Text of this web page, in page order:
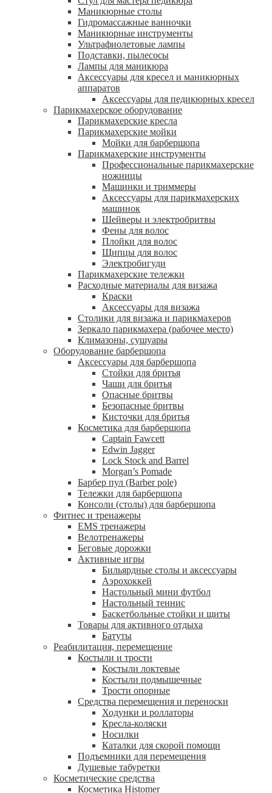
Маникюрные столы
Гидромассажные ванночки
Маникюрные инструменты
Ультрафиолетовые лампы
Подставки, пылесосы
Лампы для маникюра
Аксессуары для кресел и маникюрных
аппаратов
Аксессуары для педикюрных кресел
Парикмахерское оборудование
Парикмахерские кресла
Парикмахерские мойки
Мойки для барбершопа
Парикмахерские инструменты
Профессиональные парикмахерские
ножницы
Машинки и триммеры
Аксессуары для парикмахерских
машинок
Шейверы и электробритвы
Фены для волос
Плойки для волос
Щипцы для волос
Электробигуди
Парикмахерские тележки
Расходные материалы для визажа
Краски
Аксессуары для визажа
Столики для визажа и парикмахеров
Зеркало парикмахера (рабочее место)
Климазоны, сушуары
Оборудование барбершопа
Аксессуары для барбершопа
Стойки для бритья
Чаши для бритья
Опасные бритвы
Безопасные бритвы
Кисточки для бритья
Косметика для барбершопа
Captain Fawcett
Edwin Jagger
Lock Stock and Barrel
Morgan’s Pomade
Барбер пул (Barber pole)
Тележки для барбершопа
Консоли (столы) для барбершопа
Фитнес и тренажеры
EMS тренажеры
Велотренажеры
Беговые дорожки
Активные игры
Бильярдные столы и аксессуары
Аэрохоккей
Настольный мини футбол
Настольный теннис
Баскетбольные стойки и щиты
Товары для активного отдыха
Батуты
Реабилитация, перемещение
Костыли и трости
Костыли локтевые
Костыли подмышечные
Трости опорные
Средства перемещения и переноски
Ходунки и роллаторы
Кресла-коляски
Носилки
Каталки для скорой помощи
Подъемники для перемещения
Душевые табуретки
Косметические средства
Косметика Histomer